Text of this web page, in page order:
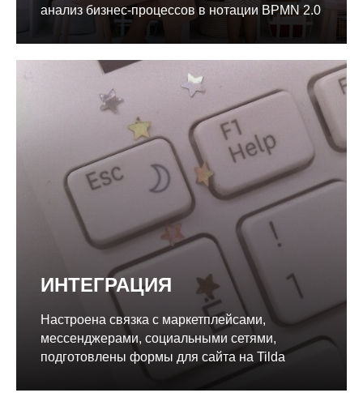
анализ бизнес-процессов в нотации BPMN 2.0
ИНТЕГРАЦИЯ
Настроена связка с маркетплейсами,
мессенджерами, социальными сетями,
подготовлены формы для сайта на Tilda